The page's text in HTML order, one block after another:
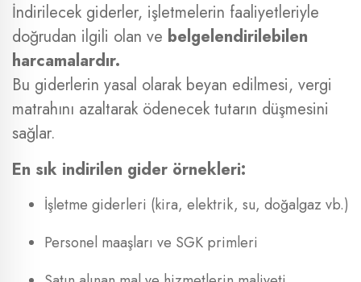
İndirilecek giderler, işletmelerin faaliyetleriyle
doğrudan ilgili olan ve belgelendirilebilen
harcamalardır.
Bu giderlerin yasal olarak beyan edilmesi, vergi
matrahını azaltarak ödenecek tutarın düşmesini
sağlar.
En sık indirilen gider örnekleri:
İşletme giderleri (kira, elektrik, su, doğalgaz vb.)
Personel maaşları ve SGK primleri